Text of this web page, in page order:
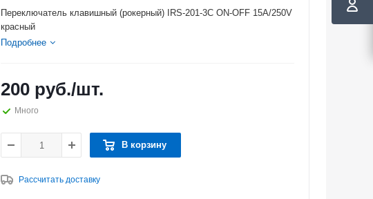
Переключатель клавишный (рокерный) IRS-201-3C ON-OFF 15A/250V
красный
Подробнее
200 руб./шт.
Много
В корзину
Рассчитать доставку